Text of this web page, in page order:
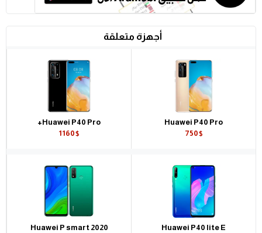
أجهزة متعلقة
Huawei P40 Pro
750$
Huawei P40 Pro+
1160$
Huawei P40 lite E
Huawei P smart 2020